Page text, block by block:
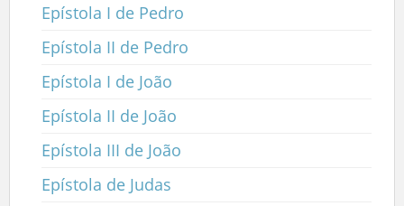
Epístola I de Pedro
Epístola II de Pedro
Epístola I de João
Epístola II de João
Epístola III de João
Epístola de Judas